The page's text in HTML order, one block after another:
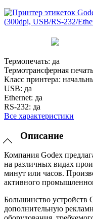
Термопечать: да
Термотрансферная
Класс принтера:
USB: да
Ethernet: да
RS-232: да
Все характеристики
Описание
Компания Godex
на различных видах
минут или часов.
активного
Большинство устройств
дополнительную